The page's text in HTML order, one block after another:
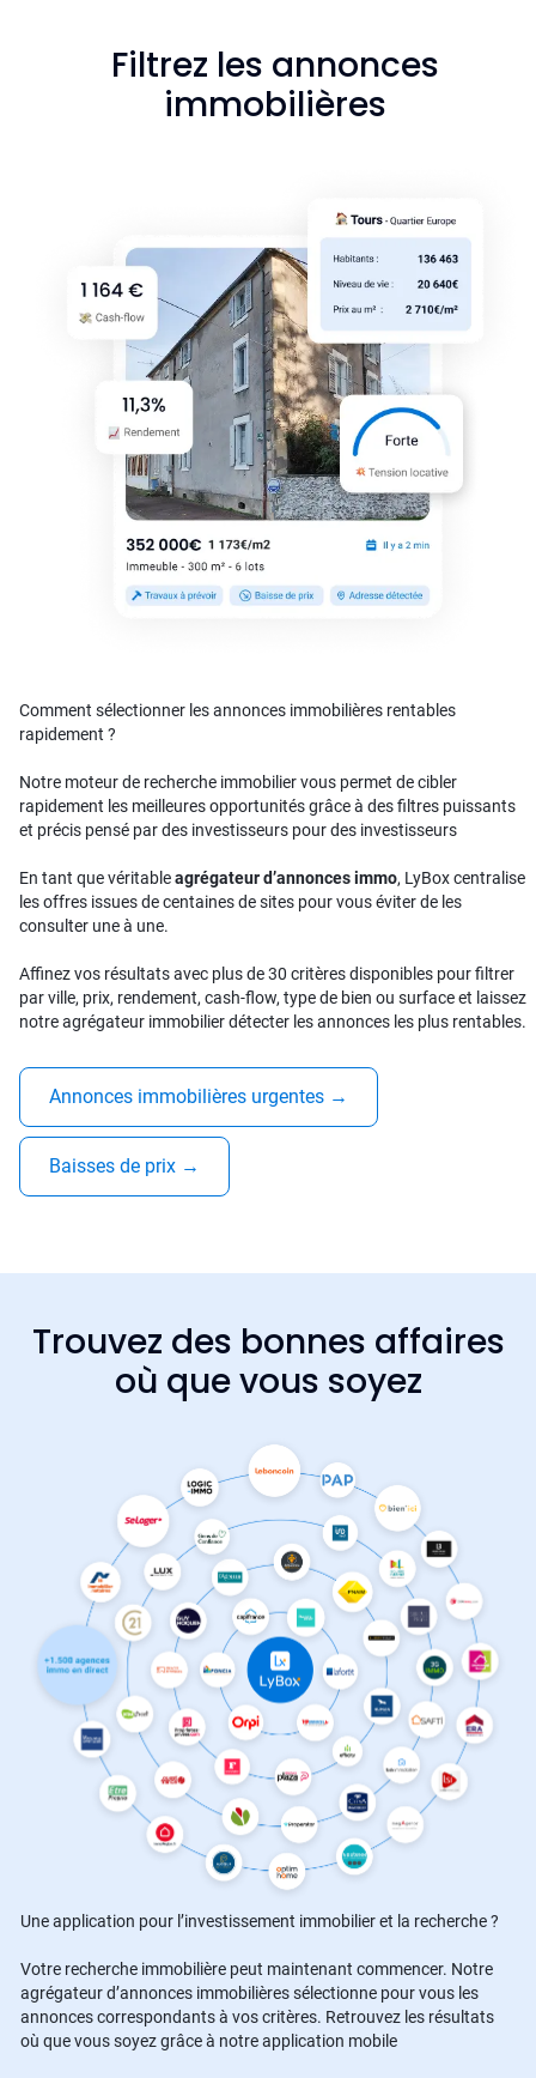
Filtrez les annonces
immobilières
Comment sélectionner les annonces immobilières rentables
rapidement ?
Notre moteur de recherche immobilier vous permet de cibler
rapidement les meilleures opportunités grâce à des filtres puissants
et précis pensé par des investisseurs pour des investisseurs
En tant que véritableagrégateur d’annonces immo, LyBox centralise
les offres issues de centaines de sites pour vous éviter de les
consulter une à une.
Affinez vos résultats avec plus de 30 critères disponibles pour filtrer
par ville, prix, rendement, cash-flow, type de bien ou surface et laissez
notre agrégateur immobilier détecter les annonces les plus rentables.
Annonces immobilières urgentes →
Baisses de prix →
Trouvez des bonnes affaires
où que vous soyez
Une application pour l’investissement immobilier et la recherche ?
Votre recherche immobilière peut maintenant commencer. Notre
agrégateur d’annonces immobilières sélectionne pour vous les
annonces correspondants à vos critères. Retrouvez les résultats
où que vous soyez grâce à notre application mobile